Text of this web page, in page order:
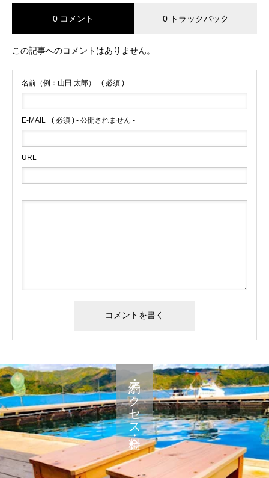
0 コメント 0 トラックバック
この記事へのコメントはありません。
名前（例：山田 太郎） ( 必須 )
E-MAIL ( 必須 ) - 公開されません -
URL
予約・アクセス・料金